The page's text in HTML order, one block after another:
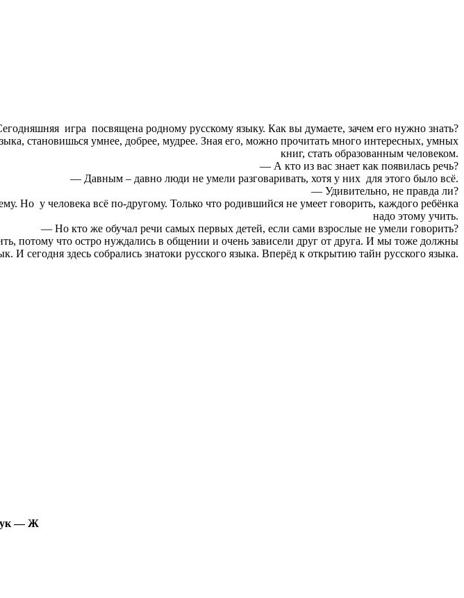
игра посвящена родному русскому языку. Как вы думаете, зачем его нужно знать?
становишься умнее, добрее, мудрее. Зная его, можно прочитать много интересных, умных
книг, стать образованным человеком.
— А кто из вас знает как появилась речь?
— Давным – давно люди не умели разговаривать, хотя у них для этого было всё.
— Удивительно, не правда ли?
Но у человека всё по-другому. Только что родившийся не умеет говорить, каждого ребёнка
надо этому учить.
— Но кто же обучал речи самых первых детей, если сами взрослые не умели говорить?
потому что остро нуждались в общении и очень зависели друг от друга. И мы тоже должны
И сегодня здесь собрались знатоки русского языка. Вперёд к открытию тайн русского языка.
— Ж